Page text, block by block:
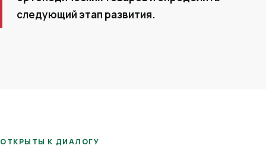
следующий этап развития.
ОТКРЫТЫ К ДИАЛОГУ